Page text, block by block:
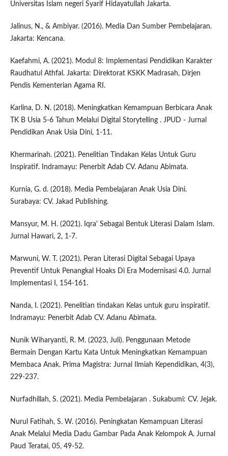
Universitas Islam negeri Syarif Hidayatullah Jakarta.
Jalinus, N., & Ambiyar. (2016). Media Dan Sumber Pembelajaran.
Jakarta: Kencana.
Kaefahmi, A. (2021). Modul 8: Implementasi Pendidikan Karakter
Raudhatul Athfal. Jakarta: Direktorat KSKK Madrasah, Dirjen
Pendis Kementerian Agama RI.
Karlina, D. N. (2018). Meningkatkan Kemampuan Berbicara Anak
TK B Usia 5-6 Tahun Melalui Digital Storytelling . JPUD - Jurnal
Pendidikan Anak Usia Dini, 1-11.
Khermarinah. (2021). Penelitian Tindakan Kelas Untuk Guru
Inspiratif. Indramayu: Penerbit Adab CV. Adanu Abimata.
Kurnia, G. d. (2018). Media Pembelajaran Anak Usia Dini.
Surabaya: CV. Jakad Publishing.
Mansyur, M. H. (2021). Iqra' Sebagai Bentuk Literasi Dalam Islam.
Jurnal Hawari, 2, 1-7.
Marwuni, W. T. (2021). Peran Literasi Digital Sebagai Upaya
Preventif Untuk Penangkal Hoaks Di Era Modernisasi 4.0. Jurnal
Implementasi I, 154-161.
Nanda, I. (2021). Penelitian tindakan Kelas untuk guru inspiratif.
Indramayu: Penerbit Adab CV. Adanu Abimata.
Nunik Wiharyanti, R. M. (2023, Juli). Penggunaan Metode
Bermain Dengan Kartu Kata Untuk Meningkatkan Kemampuan
Membaca Anak. Prima Magistra: Jurnal Ilmiah Kependidikan, 4(3),
229-237.
Nurfadhillah, S. (2021). Media Pembelajaran . Sukabumi: CV. Jejak.
Nurul Fatihah, S. W. (2016). Peningkatan Kemampuan Literasi
Anak Melalui Media Dadu Gambar Pada Anak Kelompok A. Jurnal
Paud Teratai, 05, 49-52.